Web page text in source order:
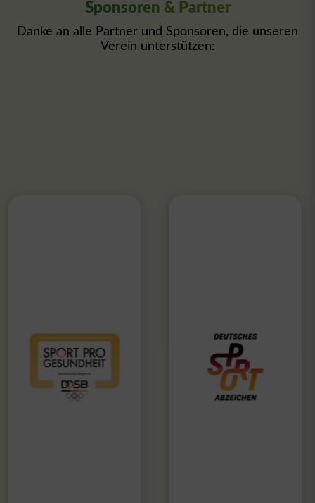
Sponsoren & Partner
Danke an alle Partner und Sponsoren, die unseren
Verein unterstützen: